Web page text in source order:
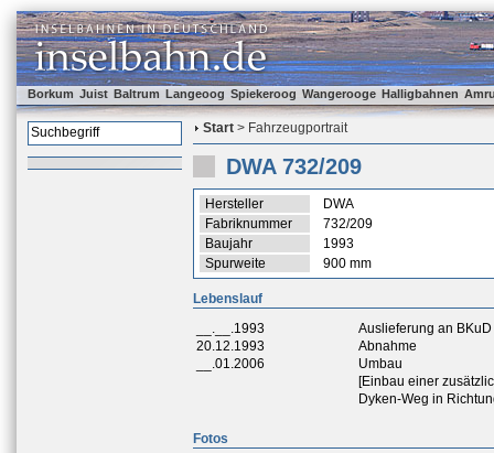
Borkum Juist Baltrum Langeoog Spiekeroog Wangerooge Halligbahnen
Start > Fahrzeugportrait
DWA 732/209
Hersteller
DWA
Fabriknummer
732/209
Baujahr
1993
Spurweite
900 mm
Lebenslauf
__.__.1993
Auslieferung an
20.12.1993
Abnahme
__.01.2006
Umbau
[Einbau einer
Dyken-Weg in
Fotos